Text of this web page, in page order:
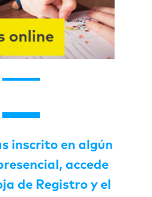
inscrito en algún
accede
de Registro y el